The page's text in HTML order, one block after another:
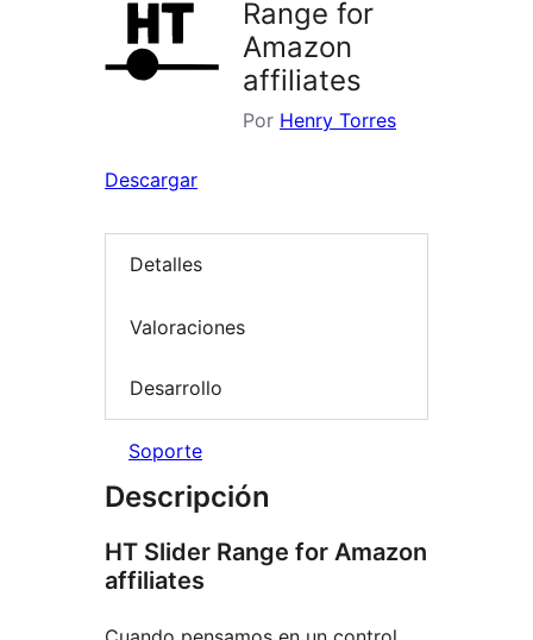
Range for
Amazon
affiliates
Por Henry Torres
Descargar
Detalles
Valoraciones
Desarrollo
Soporte
Descripción
HT Slider Range for Amazon
affiliates